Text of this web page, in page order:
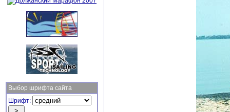
Выбор шрифта сайта
Шрифт: